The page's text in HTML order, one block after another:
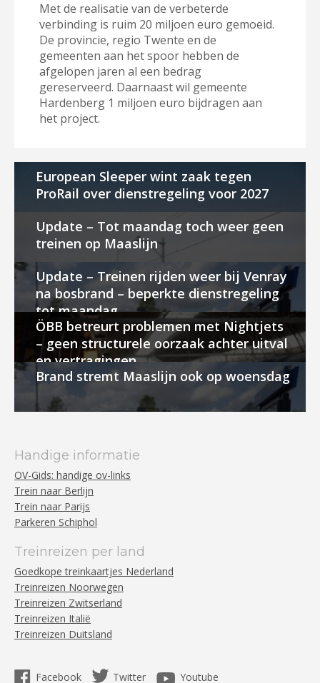
Met de realisatie van de verbeterde
verbinding is ruim 20 miljoen euro gemoeid.
De provincie, regio Twente en de
gemeenten aan het spoor hebben de
afgelopen jaren al een bedrag
gereserveerd. Daarnaast wil gemeente
Hardenberg 1 miljoen euro bijdragen aan
het project.
European Sleeper wint zaak tegen
ProRail over dienstregeling voor 2027
Update – Tot maandag toch weer geen
treinen op Maaslijn
Update – Treinen rijden weer bij Venray
na bosbrand – beperkte dienstregeling
tot maandag
ÖBB betreurt problemen met Nightjets
– geen structurele oorzaak achter uitval
en vertragingen
Brand stremt Maaslijn ook op woensdag
Handige informatie
OV-Gids: handige ov-links
Trein naar Berlijn
Trein naar Parijs
Parkeren Schiphol
Treinreizen per land
Goedkope treinkaartjes Nederland
Treinreizen Noorwegen
Treinreizen Zwitserland
Treinreizen Italië
Treinreizen Duitsland
Facebook Twitter Youtube